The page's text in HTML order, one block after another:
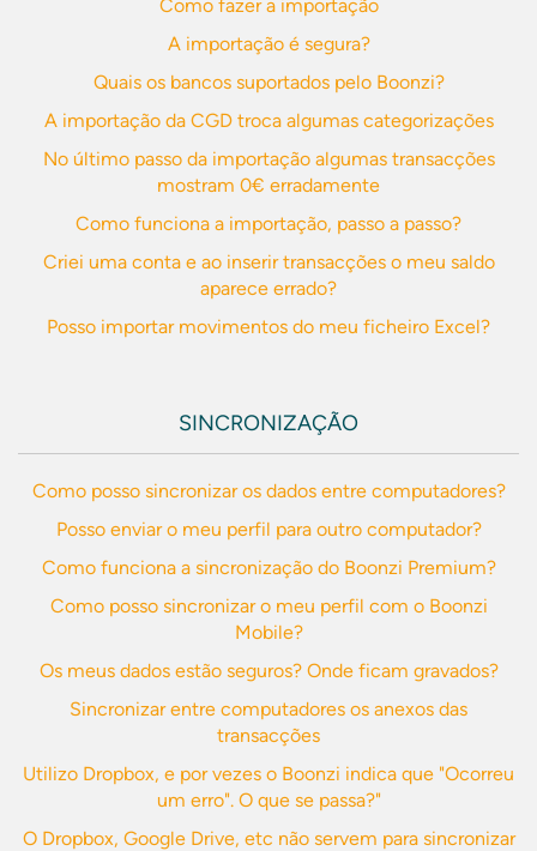
Como fazer a importação
A importação é segura?
Quais os bancos suportados pelo Boonzi?
A importação da CGD troca algumas categorizações
No último passo da importação algumas transacções
mostram 0€ erradamente
Como funciona a importação, passo a passo?
Criei uma conta e ao inserir transacções o meu saldo
aparece errado?
Posso importar movimentos do meu ficheiro Excel?
SINCRONIZAÇÃO
Como posso sincronizar os dados entre computadores?
Posso enviar o meu perfil para outro computador?
Como funciona a sincronização do Boonzi Premium?
Como posso sincronizar o meu perfil com o Boonzi
Mobile?
Os meus dados estão seguros? Onde ficam gravados?
Sincronizar entre computadores os anexos das
transacções
Utilizo Dropbox, e por vezes o Boonzi indica que "Ocorreu
um erro". O que se passa?"
O Dropbox, Google Drive, etc não servem para sincronizar